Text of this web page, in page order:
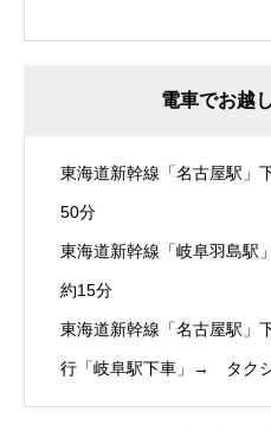
電車でお越
東海道新幹線「名古屋駅
50分
東海道新幹線「岐阜羽島
約15分
東海道新幹線「名古屋駅
行「岐阜駅下車」→ タク